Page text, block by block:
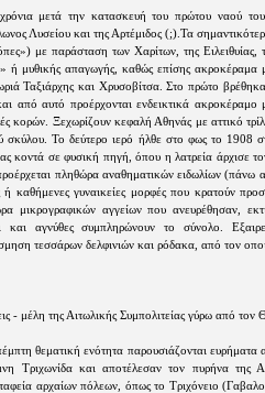
μετά την κατασκευή του πρώτου ναού
Λυσείου και της Αρτέμιδος (;).Τα
με παράσταση των Χαρίτων, της Ειλειθυίας,
ή μυθικής απαγωγής, καθώς επίσης ακροκέραμα
Ταξιάρχης και Χρυσοβίτσα. Στο πρώτο
από αυτό προέρχονται ενδεικτικά ακροκέραμο
κορών. Ξεχωρίζουν κεφαλή Αθηνάς με αττικό
σκύλου. Το δεύτερο ιερό ήλθε στο φως το 1908
κοντά σε φυσική πηγή, όπου η λατρεία άρχισε
πληθώρα αναθηματικών ειδωλίων
ή καθήμενες γυναικείες μορφές που κρατούν
μικρογραφικών αγγείων που ανευρέθησαν,
και αγνύθες συμπληρώνουν το σύνολο.
τεσσάρων δελφινιών και ρόδακα, από τον
- μέλη της Αιτωλικής Συμπολιτείας γύρω από τον
θεματική ενότητα παρουσιάζονται
Τριχωνίδα και αποτέλεσαν τον πυρήνα της
αρχαίων πόλεων, όπως το Τριχόνειο